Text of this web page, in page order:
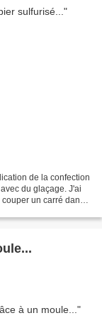
de la confection
du glaçage. J'ai
un carré dans